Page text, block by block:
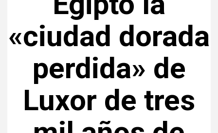
«ciudad dorada
perdida» de
Luxor de tres